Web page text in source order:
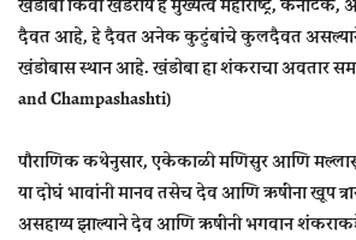
दैवत आहे, हे दैवत अनेक कुटुंबांचे कुलदैवत असल्याने
खंडोबास स्थान आहे. खंडोबा हा शंकराचा अवतार
and Champashashti)
पौराणिक कथेनुसार, एकेकाळी मणिसुर आणि
या दोघं भावांनी मानव तसेच देव आणि ऋषींना खूप
असहाय्य झाल्याने देव आणि ऋषींनी भगवान